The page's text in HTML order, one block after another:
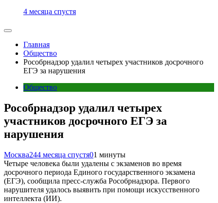
4 месяца спустя
Главная
Общество
Рособрнадзор удалил четырех участников досрочного
ЕГЭ за нарушения
Общество
Рособрнадзор удалил четырех
участников досрочного ЕГЭ за
нарушения
Москва244 месяца спустя01 минуты
Четыре человека были удалены с экзаменов во время
досрочного периода Единого государственного экзамена
(ЕГЭ), сообщила пресс-служба Рособрнадзора. Первого
нарушителя удалось выявить при помощи искусственного
интеллекта (ИИ).